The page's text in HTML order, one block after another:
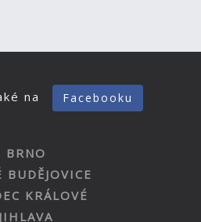
na Facebooku
BRNO
BUDĚJOVICE
KRÁLOVÉ
JIHLAVA